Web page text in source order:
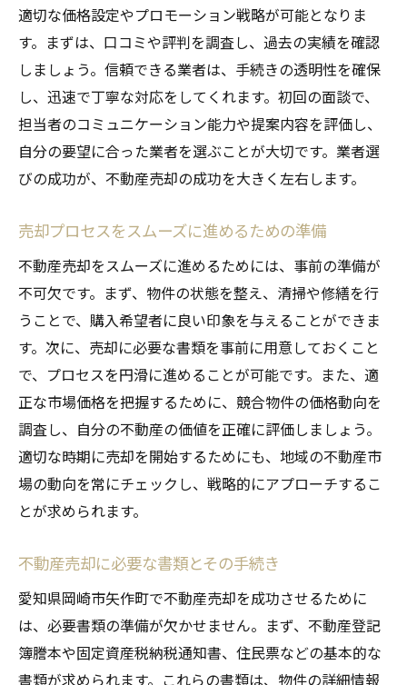
税制優遇の活用とそのメリット
価格交渉を有利に進めるためのテクニック
利益を最大化するための投資戦略
成功事例に基づいた利益最大化の手法
専門家のアドバイスを活かす方法
矢作町での不動産売却をスムーズに進めるため
コミュニケーションの重要性とその実践法
トラブルを未然に防ぐ対策
売却プロセスにおけるチェックリストの活
用
売却期間を短縮する方法
購入希望者への適切な対応方法
プロフェッショナルなサポートを受けるメ
リット
矢作町不動産売却を成功に導くための計画的ア
プローチ
戦略的な売却プランの立案方法
目標達成に向けた進捗管理
リスク管理のポイントとその実践
長期的な視点で見た売却戦略
信頼できるパートナーとの協力
継続的なフィードバックと改善策
適切な価格設定やプロモーション戦略が可能となりま
す。まずは、口コミや評判を調査し、過去の実績を確認
しましょう。信頼できる業者は、手続きの透明性を確保
し、迅速で丁寧な対応をしてくれます。初回の面談で、
担当者のコミュニケーション能力や提案内容を評価し、
自分の要望に合った業者を選ぶことが大切です。業者選
びの成功が、不動産売却の成功を大きく左右します。
売却プロセスをスムーズに進めるための準備
不動産売却をスムーズに進めるためには、事前の準備が
不可欠です。まず、物件の状態を整え、清掃や修繕を行
うことで、購入希望者に良い印象を与えることができま
す。次に、売却に必要な書類を事前に用意しておくこと
で、プロセスを円滑に進めることが可能です。また、適
正な市場価格を把握するために、競合物件の価格動向を
調査し、自分の不動産の価値を正確に評価しましょう。
適切な時期に売却を開始するためにも、地域の不動産市
場の動向を常にチェックし、戦略的にアプローチするこ
とが求められます。
不動産売却に必要な書類とその手続き
愛知県岡崎市矢作町で不動産売却を成功させるために
は、必要書類の準備が欠かせません。まず、不動産登記
簿謄本や固定資産税納税通知書、住民票などの基本的な
書類が求められます。これらの書類は、物件の詳細情報